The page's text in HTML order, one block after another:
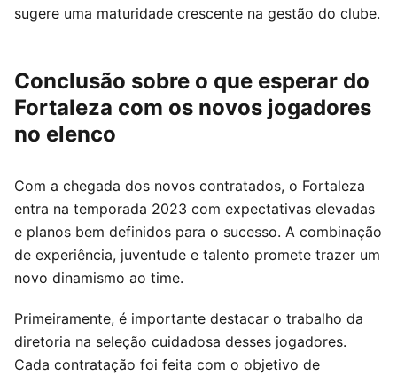
sugere uma maturidade crescente na gestão do clube.
Conclusão sobre o que esperar do
Fortaleza com os novos jogadores
no elenco
Com a chegada dos novos contratados, o Fortaleza
entra na temporada 2023 com expectativas elevadas
e planos bem definidos para o sucesso. A combinação
de experiência, juventude e talento promete trazer um
novo dinamismo ao time.
Primeiramente, é importante destacar o trabalho da
diretoria na seleção cuidadosa desses jogadores.
Cada contratação foi feita com o objetivo de